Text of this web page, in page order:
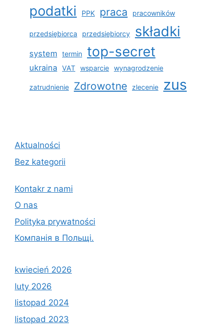
podatki PPK praca pracowników
przedsiębiorca przedsiębiorcy składki
system termin top-secret
ukraina VAT wsparcie wynagrodzenie
zatrudnienie Zdrowotne zlecenie zus
Aktualności
Bez kategorii
Kontakr z nami
O nas
Polityka prywatności
Компанія в Польщі.
kwiecień 2026
luty 2026
listopad 2024
listopad 2023